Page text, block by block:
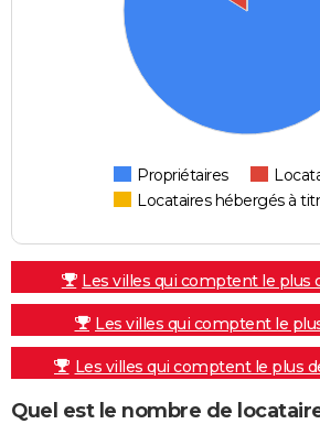
Propriétaires
Locataires hébergés à
Les villes qui comptent le plus
Les villes qui comptent le
Les villes qui comptent le plus
Quel est le nombre de